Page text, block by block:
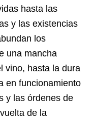
hasta las
y las existencias
los
una mancha
vino, hasta la dura
en funcionamiento
y las órdenes de
de la